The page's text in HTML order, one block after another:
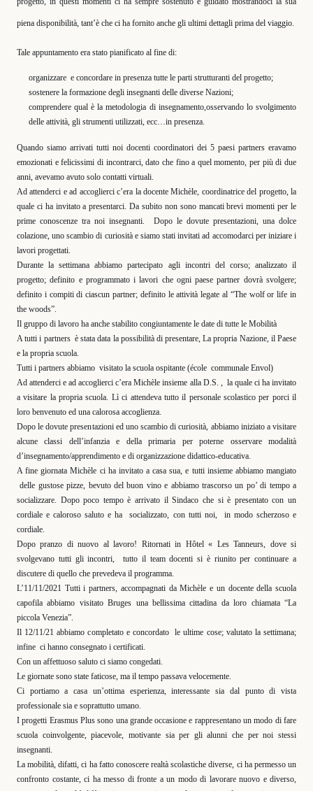
piena disponibilità, tant’è che ci ha fornito anche gli ultimi dettagli prima del viaggio.
Tale appuntamento era stato pianificato al fine di:
organizzare e concordare in presenza tutte le parti strutturanti del progetto;
sostenere la formazione degli insegnanti delle diverse Nazioni;
comprendere qual è la metodologia di insegnamento,osservando lo svolgimento
delle attività, gli strumenti utilizzati, ecc…in presenza.
Quando siamo arrivati tutti noi docenti coordinatori dei 5 paesi partners eravamo
emozionati e felicissimi di incontrarci, dato che fino a quel momento, per più di due
anni, avevamo avuto solo contatti virtuali.
Ad attenderci e ad accoglierci c’era la docente Michèle, coordinatrice del progetto, la
quale ci ha invitato a presentarci. Da subito non sono mancati brevi momenti per le
prime conoscenze tra noi insegnanti.
Dopo le dovute presentazioni, una dolce
colazione, uno scambio di curiosità e siamo stati invitati ad accomodarci per iniziare i
lavori progettati.
Durante la settimana abbiamo partecipato agli incontri del corso; analizzato il
progetto; definito e programmato i lavori che ogni paese partner dovrà svolgere;
definito i compiti di ciascun partner; definito le attività legate al “The wolf or life in
the woods”.
Il gruppo di lavoro ha anche stabilito congiuntamente le date di tutte le Mobilità
A tutti i partners è stata data la possibilità di presentare, La propria Nazione, il Paese
e la propria scuola.
Tutti i partners abbiamo visitato la scuola ospitante (école communale Envol)
Ad attenderci e ad accoglierci c’era Michèle insieme alla D.S. ,
la quale ci ha invitato
a visitare la propria scuola. Lì ci attendeva tutto il personale scolastico per porci il
loro benvenuto ed una calorosa accoglienza.
Dopo le dovute presentazioni ed uno scambio di curiosità, abbiamo iniziato a visitare
alcune classi dell’infanzia e della primaria per poterne osservare modalità
d’insegnamento/apprendimento e di organizzazione didattico-educativa.
A fine giornata Michèle ci ha invitato a casa sua, e tutti insieme abbiamo mangiato
delle gustose pizze, bevuto del buon vino e abbiamo trascorso un po’ di tempo a
socializzare. Dopo poco tempo è arrivato il Sindaco che si è presentato con un
cordiale e caloroso saluto e ha
socializzato, con tutti noi,
in modo scherzoso e
cordiale.
Dopo pranzo di nuovo al lavoro! Ritornati in Hôtel « Les Tanneurs , dove si
svolgevano tutti gli incontri,
tutto il team docenti si è riunito per continuare a
discutere di quello che prevedeva il programma.
L’11/11/2021 Tutti i partners, accompagnati da Michèle e un docente della scuola
capofila abbiamo visitato Bruges una bellissima cittadina da loro chiamata “La
piccola Venezia”.
Il 12/11/21 abbiamo completato e concordato le ultime cose; valutato la settimana;
infine ci hanno consegnato i certificati.
Con un affettuoso saluto ci siamo congedati.
Le giornate sono state faticose, ma il tempo passava velocemente.
Ci portiamo a casa un’ottima esperienza, interessante sia dal punto di vista
professionale sia e soprattutto umano.
I progetti Erasmus Plus sono una grande occasione e rappresentano un modo di fare
scuola coinvolgente, piacevole, motivante sia per gli alunni che per noi stessi
insegnanti.
La mobilità, difatti, ci ha fatto conoscere realtà scolastiche diverse, ci ha permesso un
confronto costante, ci ha messo di fronte a un modo di lavorare nuovo e diverso,